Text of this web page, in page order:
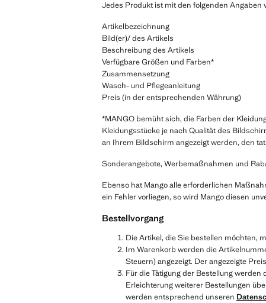
Jedes Produkt ist mit den folgenden Angaben
Artikelbezeichnung
Bild(er)/ des Artikels
Beschreibung des Artikels
Verfügbare Größen und Farben*
Zusammensetzung
Wasch- und Pflegeanleitung
Preis (in der entsprechenden Währung)
*MANGO bemüht sich, die Farben der
Kleidungsstücke je nach Qualität des
an Ihrem Bildschirm angezeigt werden, den
Sonderangebote, Werbemaßnahmen und
Ebenso hat Mango alle erforderlichen
ein Fehler vorliegen, so wird Mango diesen
Bestellvorgang
Die Artikel, die Sie bestellen möchten,
Im Warenkorb werden die
Steuern) angezeigt. Der angezeigte
Für die Tätigung der Bestellung
Erleichterung weiterer Bestellungen
werden entsprechend unseren